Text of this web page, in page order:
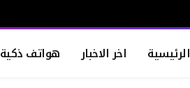
الرئيسية اخر الاخبار هواتف ذكية